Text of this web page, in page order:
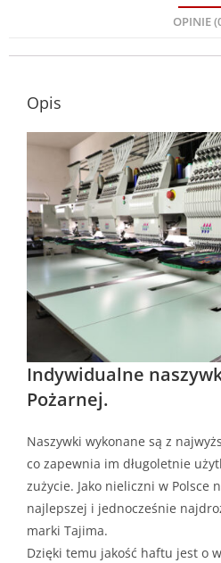
OPINIE
Opis
Indywidualne
Pożarnej.
Naszywki wykonane są z
co zapewnia im długoletnie
zużycie. Jako nieliczni w Polsce
najlepszej i jednocześnie
marki Tajima.
Dzięki temu jakość haftu jest o